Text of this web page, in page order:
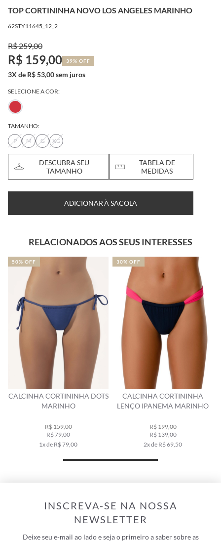
TOP CORTININHA NOVO LOS ANGELES MARINHO
62STY11645_12_2
R$ 259,00
R$ 159,00 39% OFF
3X de R$ 53,00 sem juros
SELECIONE A COR:
TAMANHO:
P
M G XG
DESCUBRA SEU
TAMANHO
TABELA DE
MEDIDAS
ADICIONAR À SACOLA
RELACIONADOS AOS SEUS INTERESSES
CALCINHA CORTININHA DOTS
MARINHO
R$ 159,00
R$ 79,00
1x de R$ 79,00
50% OFF
CALCINHA CORTININHA
LENÇO IPANEMA MARINHO
R$ 199,00
R$ 139,00
2x de R$ 69,50
30% OFF
INSCREVA-SE NA NOSSA
NEWSLETTER
Deixe seu e-mail ao lado e seja o primeiro a saber sobre as